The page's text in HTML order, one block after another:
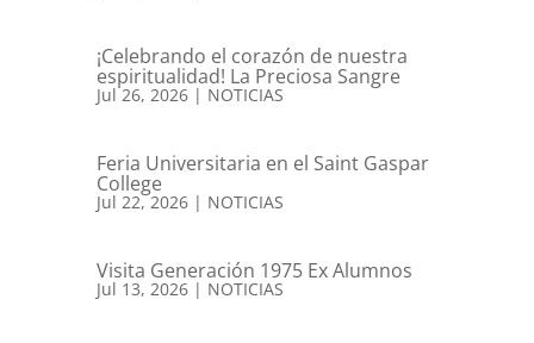
¡Celebrando el corazón de nuestra
espiritualidad! La Preciosa Sangre
Jul 26, 2026| NOTICIAS
Feria Universitaria en el Saint Gaspar
College
Jul 22, 2026| NOTICIAS
Visita Generación 1975 Ex Alumnos
Jul 13, 2026| NOTICIAS